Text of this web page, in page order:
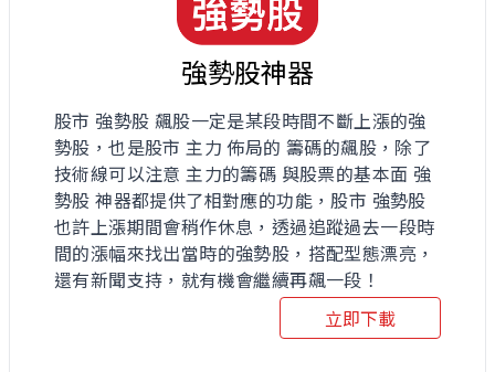
強勢股神器
股市 強勢股 飆股一定是某段時間不斷上漲的強
勢股，也是股市 主力 佈局的 籌碼的飆股，除了
技術線可以注意 主力的籌碼 與股票的基本面 強
勢股 神器都提供了相對應的功能，股市 強勢股
也許上漲期間會稍作休息，透過追蹤過去一段時
間的漲幅來找出當時的強勢股，搭配型態漂亮，
還有新聞支持，就有機會繼續再飆一段！
立即下載